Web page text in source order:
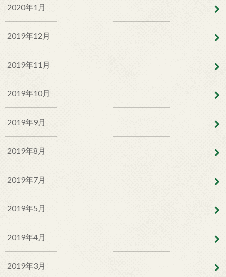
2020年1月
2019年12月
2019年11月
2019年10月
2019年9月
2019年8月
2019年7月
2019年5月
2019年4月
2019年3月